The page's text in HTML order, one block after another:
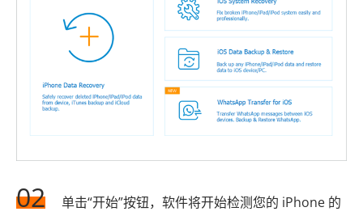
02
单击“开始”按钮，软件将开始检测您的 iPhone 的